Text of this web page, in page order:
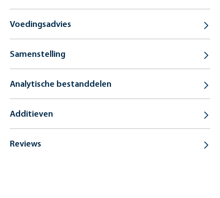
Voedingsadvies
Samenstelling
Analytische bestanddelen
Additieven
Reviews